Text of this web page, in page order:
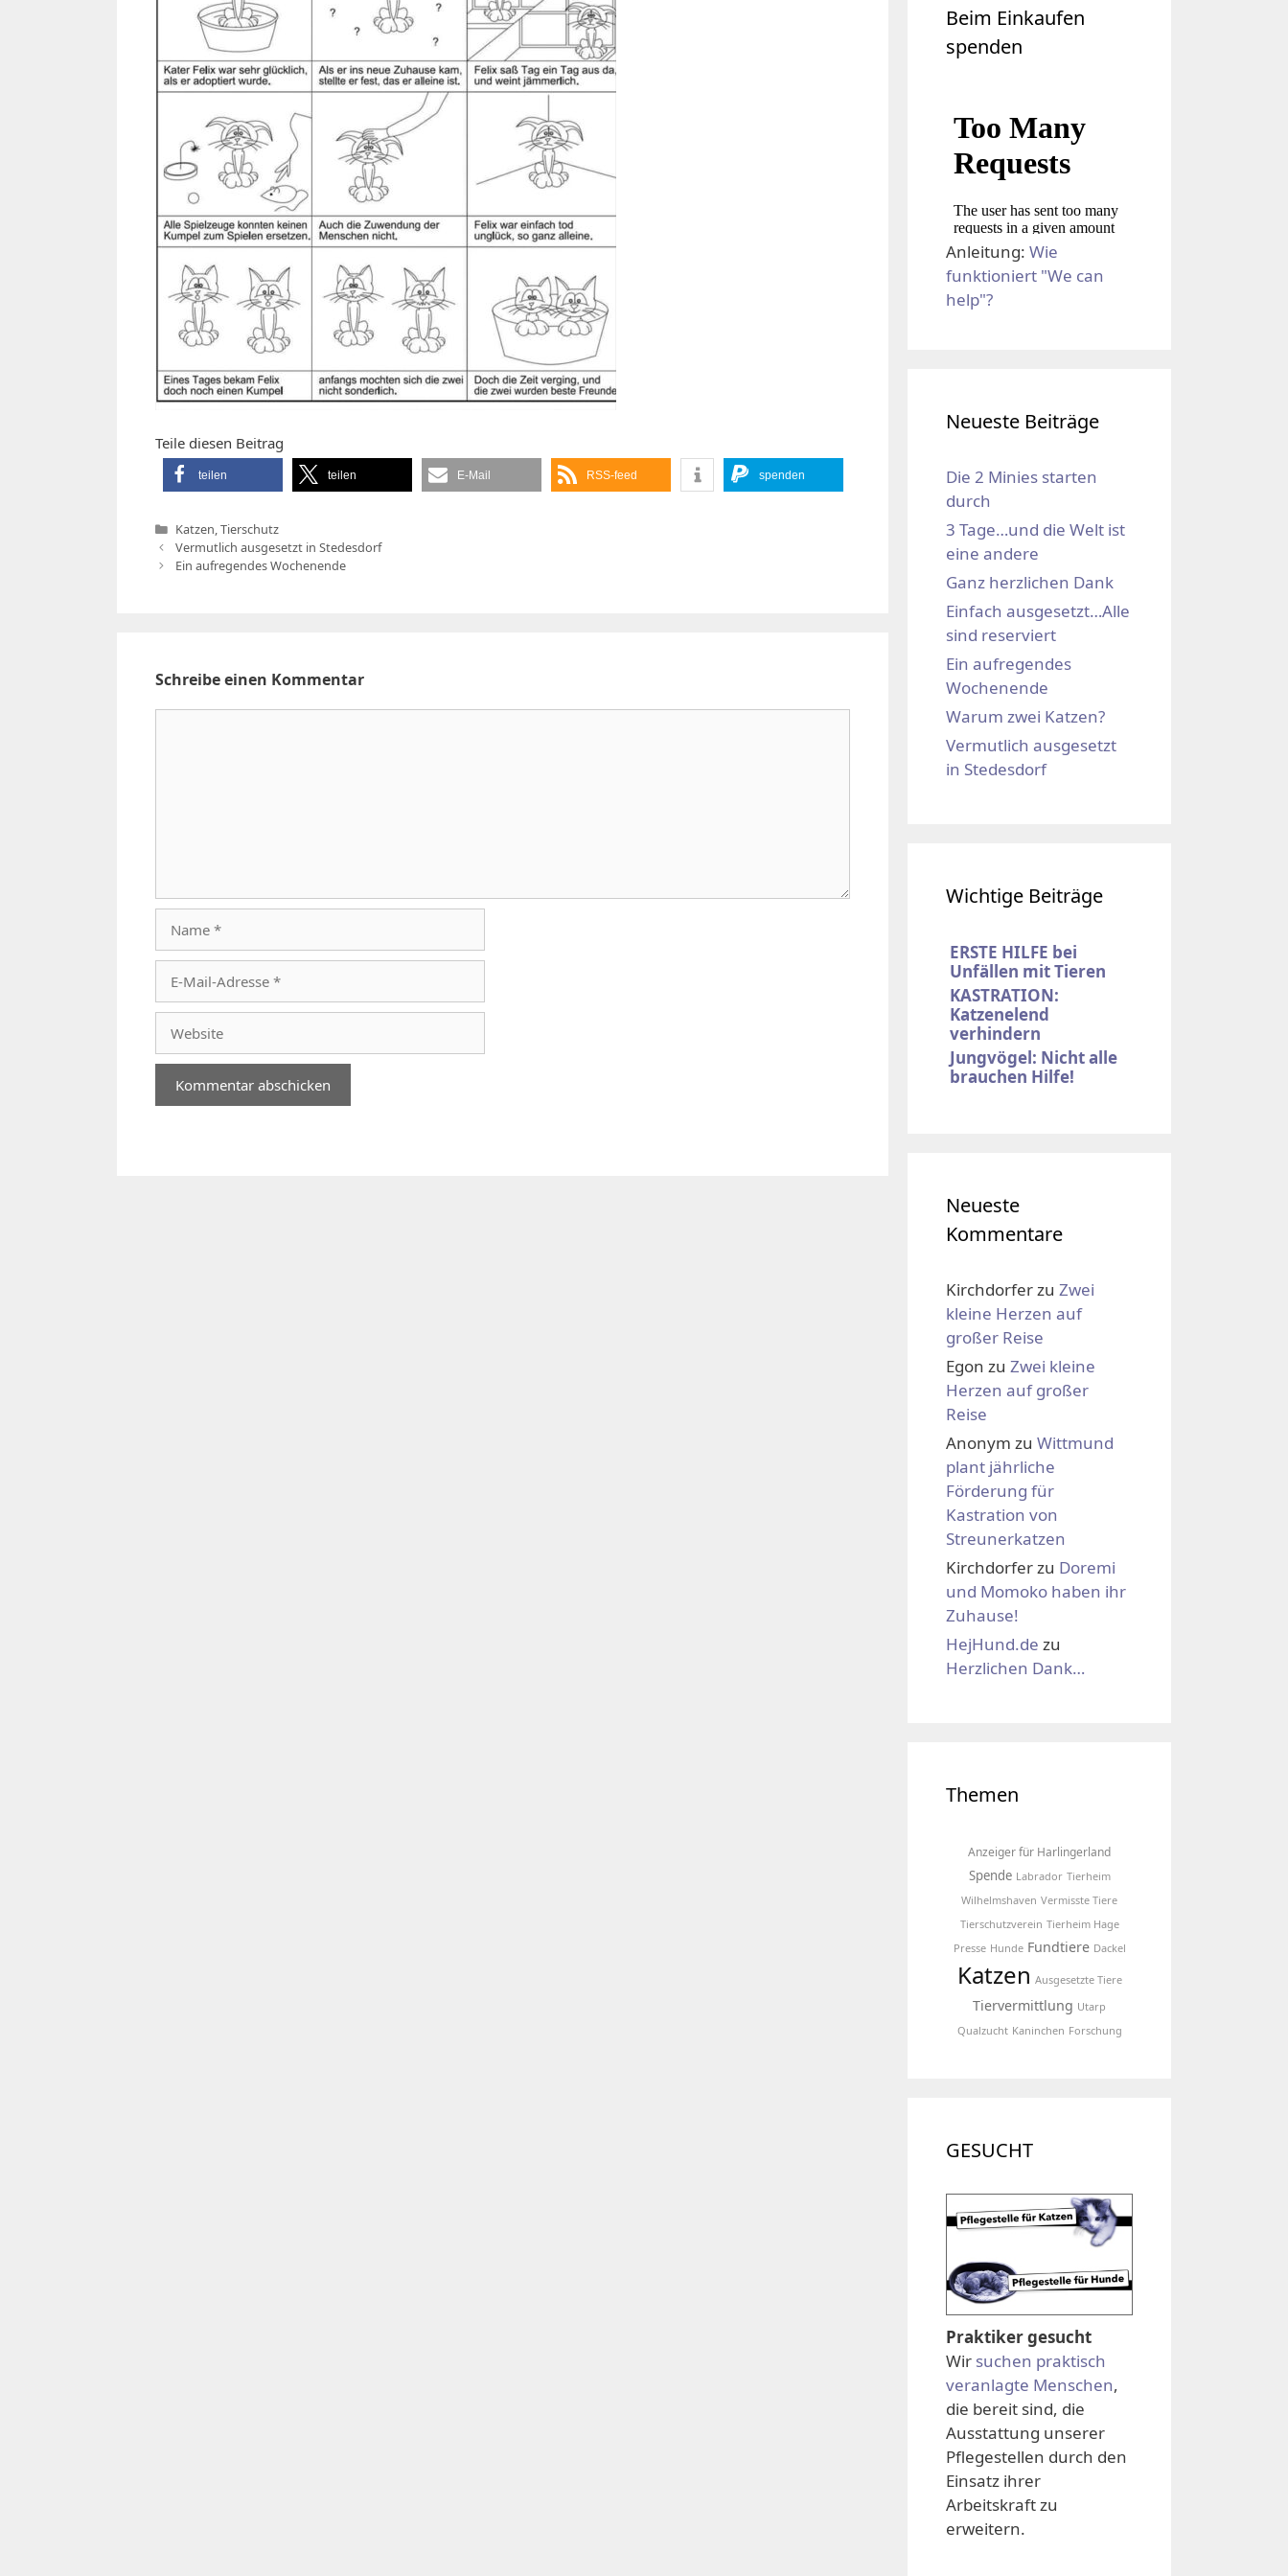
Teile diesen Beitrag
teilen teilen E-Mail RSS-feed spenden
Kategorien
Katzen,Tierschutz
Vermutlich ausgesetzt in Stedesdorf
Ein aufregendes Wochenende
Schreibe einen Kommentar
Mail-
Adresse
Beim Einkaufen
spenden
Anleitung: Wie
funktioniert "We can
help"?
Neueste Beiträge
Die 2 Minies starten
durch
3 Tage…und die Welt ist
eine andere
Ganz herzlichen Dank
Einfach ausgesetzt…Alle
sind reserviert
Ein aufregendes
Wochenende
Warum zwei Katzen?
Vermutlich ausgesetzt
in Stedesdorf
Wichtige Beiträge
ERSTE HILFE bei
Unfällen mit Tieren
KASTRATION:
Katzenelend
verhindern
Jungvögel: Nicht alle
brauchen Hilfe!
Neueste
Kommentare
Kirchdorferzu Zwei
kleine Herzen auf
großer Reise
Egon zu Zwei kleine
Herzen auf großer
Reise
Anonym zu Wittmund
plant jährliche
Förderung für
Kastration von
Streunerkatzen
Kirchdorferzu Doremi
und Momoko haben ihr
Zuhause!
HejHund.de zu
Herzlichen Dank…
Themen
Anzeiger für Harlingerland
Spende Labrador Tierheim
Wilhelmshaven Vermisste Tiere
Tierschutzverein Tierheim Hage
Presse Hunde Fundtiere Dackel
Katzen Ausgesetzte Tiere
Tiervermittlung Utarp
Qualzucht Kaninchen Forschung
GESUCHT
Praktiker gesucht
Wir suchen praktisch
veranlagte Menschen,
die bereit sind, die
Ausstattung unserer
Pflegestellen durch den
Einsatz ihrer
Arbeitskraft zu
erweitern.